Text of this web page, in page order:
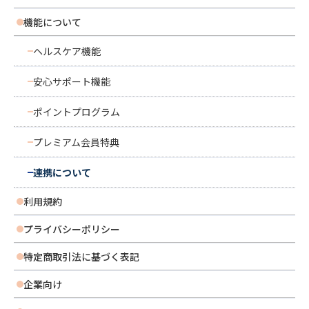
機能について
ヘルスケア機能
安心サポート機能
ポイントプログラム
プレミアム会員特典
連携について
利用規約
プライバシーポリシー
特定商取引法に基づく表記
企業向け